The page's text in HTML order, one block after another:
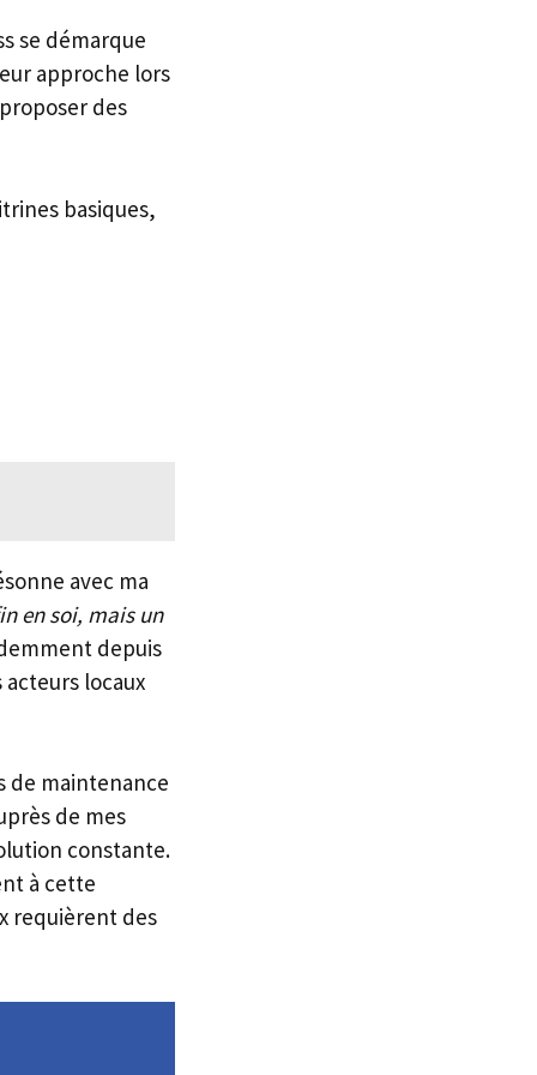
se démarque
approche lors
des
basiques,
avec ma
en soi, mais un
depuis
locaux
de maintenance
de mes
constante.
à cette
requièrent des